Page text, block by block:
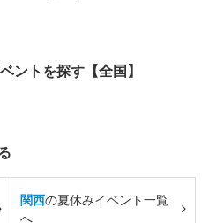
ントを探す【全国】
関西の夏休みイベント一覧
へ